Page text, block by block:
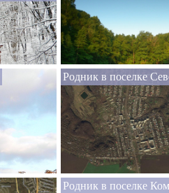
Родник в поселке
Родник в поселке